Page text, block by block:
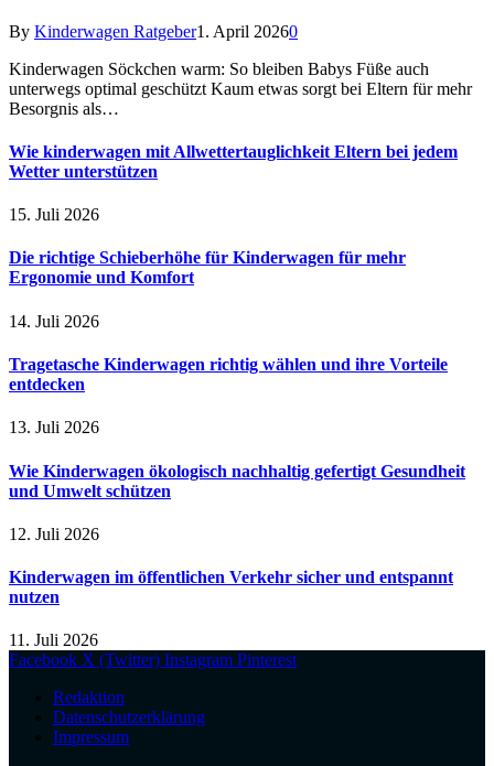
By Kinderwagen Ratgeber1. April 20260
Kinderwagen Söckchen warm: So bleiben Babys Füße auch
unterwegs optimal geschützt Kaum etwas sorgt bei Eltern für mehr
Besorgnis als…
Wie kinderwagen mit Allwettertauglichkeit Eltern bei jedem
Wetter unterstützen
15. Juli 2026
Die richtige Schieberhöhe für Kinderwagen für mehr
Ergonomie und Komfort
14. Juli 2026
Tragetasche Kinderwagen richtig wählen und ihre Vorteile
entdecken
13. Juli 2026
Wie Kinderwagen ökologisch nachhaltig gefertigt Gesundheit
und Umwelt schützen
12. Juli 2026
Kinderwagen im öffentlichen Verkehr sicher und entspannt
nutzen
11. Juli 2026
Facebook X (Twitter) Instagram Pinterest
Redaktion
Datenschutzerklärung
Impressum